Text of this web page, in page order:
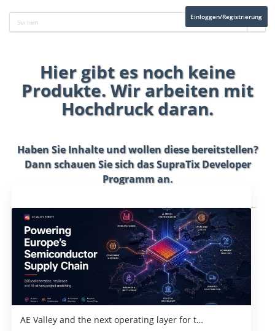
Einloggen/Registrierung
Hier gibt es noch keine
Produkte. Wir arbeiten mit
Hochdruck daran.
Haben Sie Inhalte und wollen diese bereitstellen?
Dann schauen Sie sich dasSupraTix Developer
Programman.
AE Valley and the next operating layer for t…